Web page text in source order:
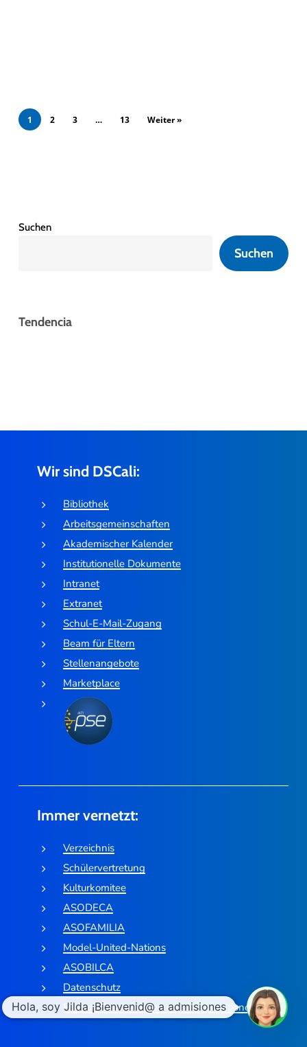
1 2 3 … 13 Weiter »
Suchen
Suchen
Tendencia
Wir sind DSCali:
Bibliothek
Arbeitsgemeinschaften
Akademischer Kalender
Institutionelle Dokumente
Intranet
Extranet
Schul-E-Mail-Zugang
Beam für Eltern
Stellenangebote
Marketplace
Immer vernetzt:
Verzeichnis
Schülervertretung
Kulturkomitee
ASODECA
ASOFAMILIA
Model-United-Nations
ASOBILCA
Datenschutz
Fragen, Beschwerden und Reklamationen